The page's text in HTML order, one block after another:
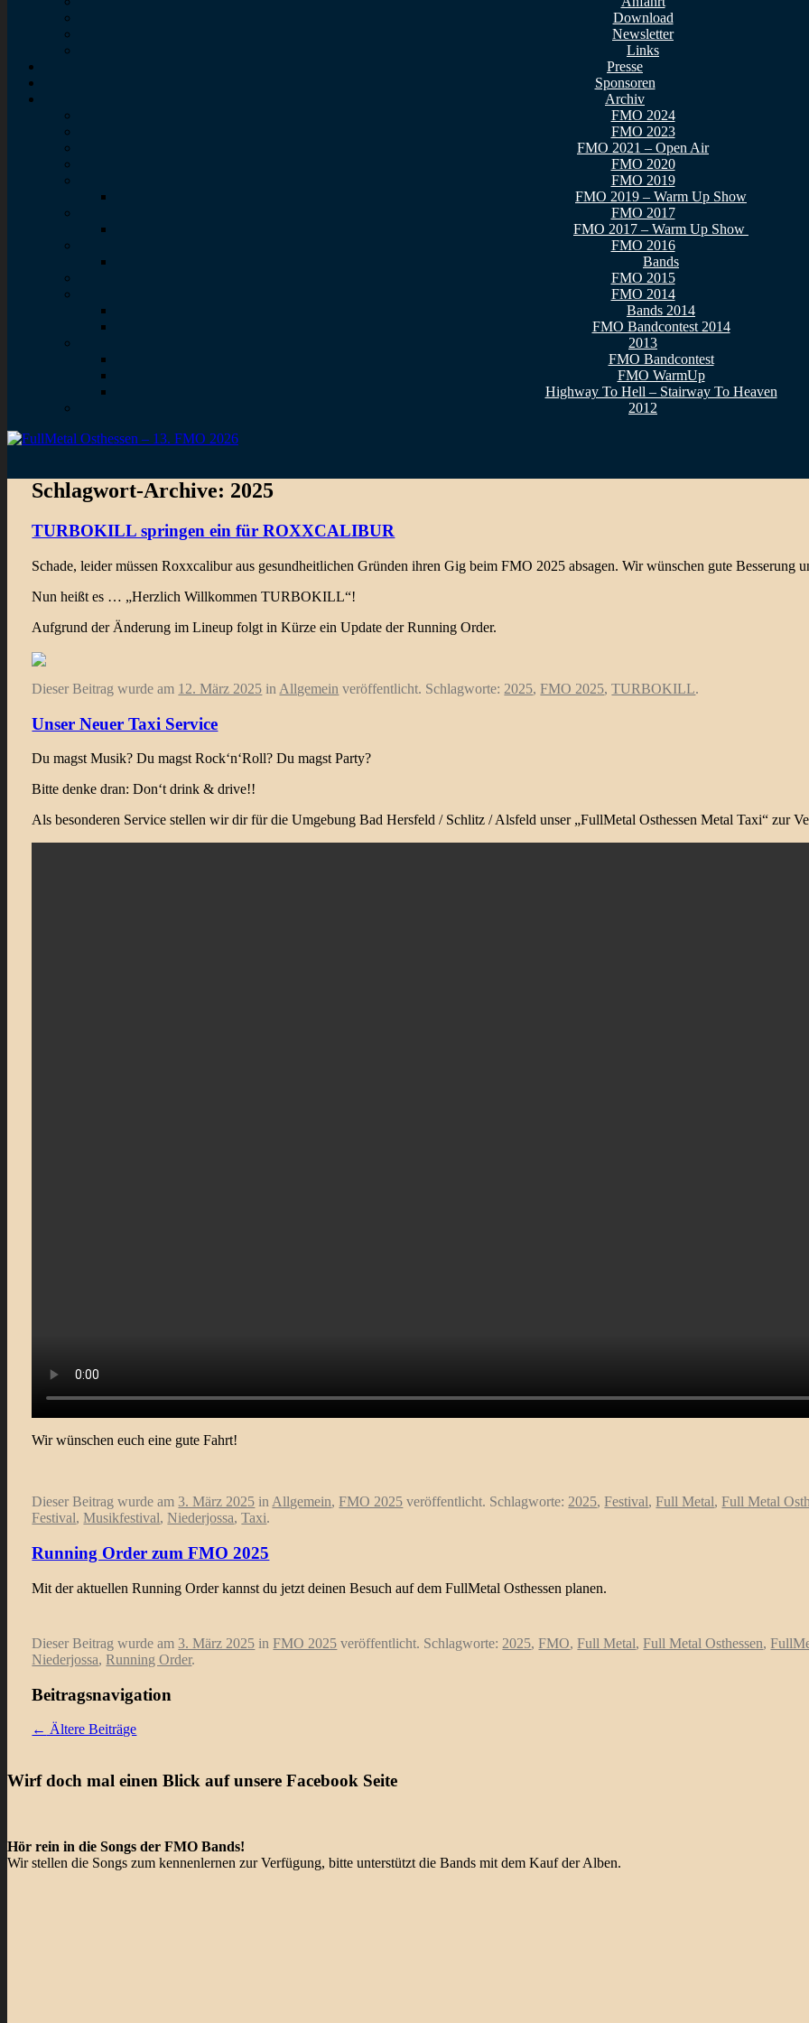
Download
Newsletter
Links
Presse
Sponsoren
Archiv
FMO 2024
FMO 2023
FMO 2021 – Open Air
FMO 2020
FMO 2019
FMO 2019 – Warm Up Show
FMO 2017
FMO 2017 – Warm Up Show
FMO 2016
Bands
FMO 2015
FMO 2014
Bands 2014
FMO Bandcontest 2014
2013
FMO Bandcontest
FMO WarmUp
Highway To Hell – Stairway To Heaven
2012
Schlagwort-Archive: 2025
TURBOKILL springen ein für ROXXCALIBUR
Schade, leider müssen Roxxcalibur aus gesundheitlichen Gründen ihren Gig beim FMO 2025 absagen. Wir wünschen gute Besserung
Nun heißt es … „Herzlich Willkommen TURBOKILL“!
Aufgrund der Änderung im Lineup folgt in Kürze ein Update der Running Order.
Dieser Beitrag wurde am 12. März 2025 in Allgemein veröffentlicht. Schlagworte: 2025,FMO 2025,TURBOKILL.
Unser Neuer Taxi Service
Du magst Musik? Du magst Rock‘n‘Roll? Du magst Party?
Bitte denke dran: Don‘t drink & drive!!
Als besonderen Service stellen wir dir für die Umgebung Bad Hersfeld / Schlitz / Alsfeld unser „FullMetal Osthessen Metal Taxi“ zur
Wir wünschen euch eine gute Fahrt!
Dieser Beitrag wurde am3. März 2025 in Allgemein,FMO 2025 veröffentlicht. Schlagworte: 2025,Festival,Full Metal,Full Metal
Festival,Musikfestival,Niederjossa,Taxi.
Running Order zum FMO 2025
Mit der aktuellen Running Order kannst du jetzt deinen Besuch auf dem FullMetal Osthessen planen.
Dieser Beitrag wurde am3. März 2025 inFMO 2025 veröffentlicht. Schlagworte: 2025,FMO,Full Metal,Full Metal Osthessen,
Niederjossa,Running Order.
Beitragsnavigation
← Ältere Beiträge
Wirf doch mal einen Blick auf unsere Facebook Seite
Hör rein in die Songs der FMO Bands!
Wir stellen die Songs zum kennenlernen zur Verfügung, bitte unterstützt die Bands mit dem Kauf der Alben.